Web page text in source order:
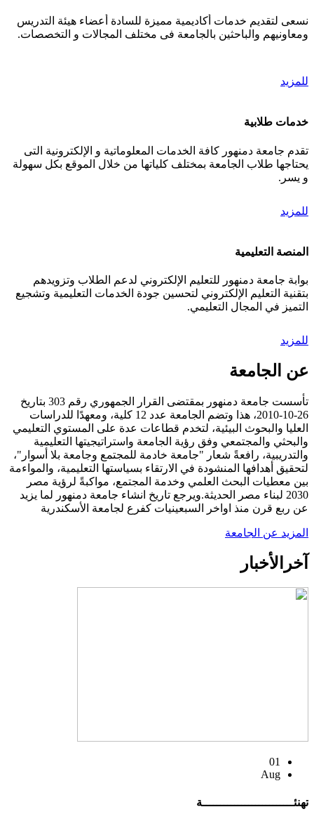
نسعى لتقديم خدمات أكاديمية مميزة للسادة أعضاء هيئة التدريس
ومعاونيهم والباحثين بالجامعة فى مختلف المجالات و التخصصات.
للمزيد
خدمات طلابية
تقدم جامعة دمنهور كافة الخدمات المعلوماتية و الإلكترونية التى
يحتاجها طلاب الجامعة بمختلف كلياتها من خلال الموقع بكل سهولة
و يسر.
للمزيد
المنصة التعليمية
بوابة جامعة دمنهور للتعليم الإلكتروني لدعم الطلاب وتزويدهم
بتقنية التعليم الإلكتروني لتحسين جودة الخدمات التعليمية وتشجيع
التميز في المجال التعليمي.
للمزيد
عن الجامعة
تأسست جامعة دمنهور بمقتضى القرار الجمهوري رقم 303 بتاريخ
26-10-2010، هذا وتضم الجامعة عدد 12 كلية، ومعهدًا للدراسات
العليا والبحوث البيئية، لتخدم قطاعات عدة على المستوي التعليمي
والبحثي والمجتمعي وفق رؤية الجامعة واستراتيجيتها التعليمية
والتدريبية، رافعةً شعار "جامعة خادمة للمجتمع وجامعة بلا أسوار"،
لتحقيق أهدافها المنشودة في الارتقاء بسياستها التعليمية، والمواءمة
بين معطيات البحث العلمي وخدمة المجتمع، مواكبةً لرؤية مصر
2030 لبناء مصر الحديثة.ويرجع تاريخ انشاء جامعة دمنهور لما يزيد
عن ربع قرن منذ اواخر السبعينيات كفرع لجامعة الأسكندرية
المزيد عن الجامعة
آخر الأخبار
01
Aug
تهنئــــــــــــــــــــــــــة